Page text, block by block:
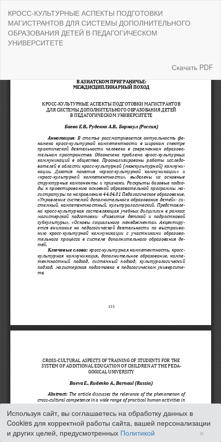
Подробностям
статье
КРОСС-КУЛЬТУРНЫЕ АСПЕКТЫ ПОДГОТОВКИ
МАГИСТРАНТОВ ДЛЯ СИСТЕМЫ ДОПОЛНИТЕЛЬНОГО
ОБРАЗОВАНИЯ ДЕТЕЙ В ПЕДАГОГИЧЕСКОМ
УНИВЕРСИТЕТЕ
Скачать
Скачать PDF
Используя сайт, вы соглашаетесь на обработку данных в
Cookies для корректной работы сайта, вашей персонализации
и других целей, предусмотренных Политикой ×